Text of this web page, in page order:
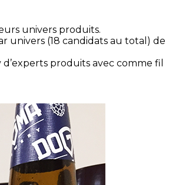
univers produits.
univers (18 candidats au total) de
produits avec comme fil